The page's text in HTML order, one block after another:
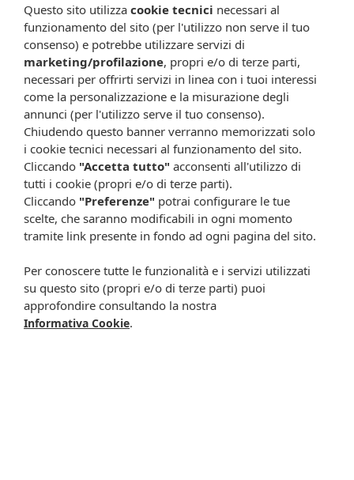
informativo, utile alla guida dell’acquisto del prodotto. Non
sostituisce né il foglietto illustrativo (o la descrizione riportata sulla
confezione stessa), né il consiglio del medico, specialmente in caso
di possibili allergie o patologie. Vista la difficoltà nell’adeguarsi alle
continue modifiche effettuate dalle varie aziende produttrici come
cambio del packaging (colori, dimensioni, contenuto, informazioni) e
i possibili cambiamenti come cambio degli ingredienti e valori
percentuali, Farmacia Cavalieri Shop dichiara di non assumere
alcuna responsabilità in caso di schede prodotto ed immagini non
aggiornate in tempo reale e presenza di errori o omissioni. Inoltre
non si assumono responsabilità in caso di qualsiasi problema
causato dall’accesso delle informazioni riportate sul sito
shop.farmaciacavalieri.it.
ISCRIVITI ALLA NEWSLETTER
Rimani aggiornato su tutte le promozioni
Questo sito utilizza cookie tecnici necessari al
funzionamento del sito (per l'utilizzo non serve il tuo
consenso) e potrebbe utilizzare servizi di
marketing/profilazione, propri e/o di terze parti,
necessari per offrirti servizi in linea con i tuoi interessi
come la personalizzazione e la misurazione degli
annunci (per l'utilizzo serve il tuo consenso).
Chiudendo questo banner verranno memorizzati solo
i cookie tecnici necessari al funzionamento del sito.
Cliccando "Accetta tutto" acconsenti all'utilizzo di
tutti i cookie (propri e/o di terze parti).
Cliccando "Preferenze" potrai configurare le tue
scelte, che saranno modificabili in ogni momento
tramite link presente in fondo ad ogni pagina del sito.
Per conoscere tutte le funzionalità e i servizi utilizzati
su questo sito (propri e/o di terze parti) puoi
approfondire consultando la nostra
Informativa Cookie.